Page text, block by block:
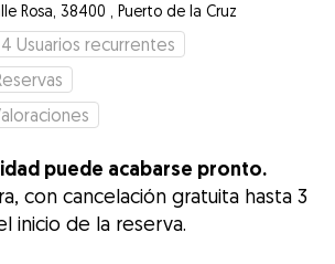
Rosa, 38400 , Puerto de la Cruz
4 Usuarios recurrentes
puede acabarse pronto.
con cancelación gratuita hasta 3
inicio de la reserva.